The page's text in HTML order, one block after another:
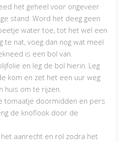
het geheel voor ongeveer
stand. Word het deeg geen
water toe, tot het wel een
te nat, voeg dan nog wat meel
is een bol van.
en leg de bol hierin. Leg
kom en zet het een uur weg
huis om te rijzen.
tomaatje doormidden en pers
de knoflook door de
aanrecht en rol zodra het